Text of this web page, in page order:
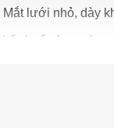
Mắt lưới nhỏ, dày
chuẩn form cho
(Chọn